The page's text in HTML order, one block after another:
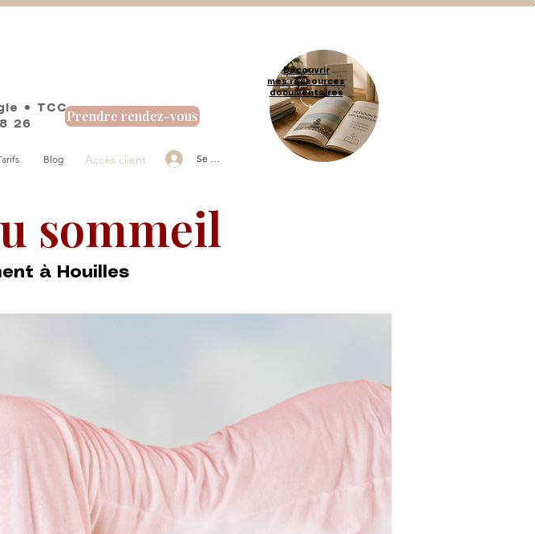
• TCC
26
Prendre rendez-vous
Blog Accès client Se connecter
Découvrir
mes ressources
documentaires
sommeil
à Houilles